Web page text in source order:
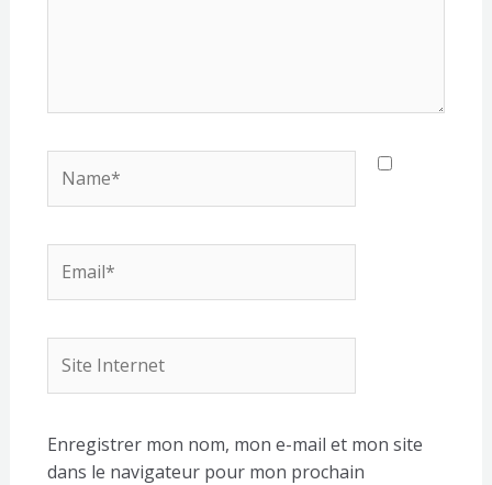
Internet
Enregistrer mon nom, mon e-mail et mon site
dans le navigateur pour mon prochain